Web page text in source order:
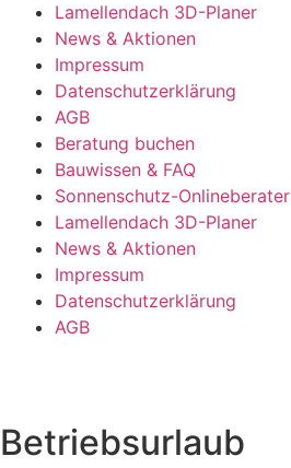
Lamellendach 3D-Planer
News & Aktionen
Impressum
Datenschutzerklärung
AGB
Beratung buchen
Bauwissen & FAQ
Sonnenschutz-Onlineberater
Lamellendach 3D-Planer
News & Aktionen
Impressum
Datenschutzerklärung
AGB
Betriebsurlaub